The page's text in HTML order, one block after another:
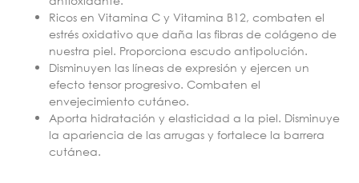
Ricos en Vitamina C y Vitamina B12, combaten el
estrés oxidativo que daña las fibras de colágeno de
nuestra piel. Proporciona escudo antipolución.
Disminuyen las líneas de expresión y ejercen un
efecto tensor progresivo. Combaten el
envejecimiento cutáneo.
Aporta hidratación y elasticidad a la piel. Disminuye
la apariencia de las arrugas y fortalece la barrera
cutánea.